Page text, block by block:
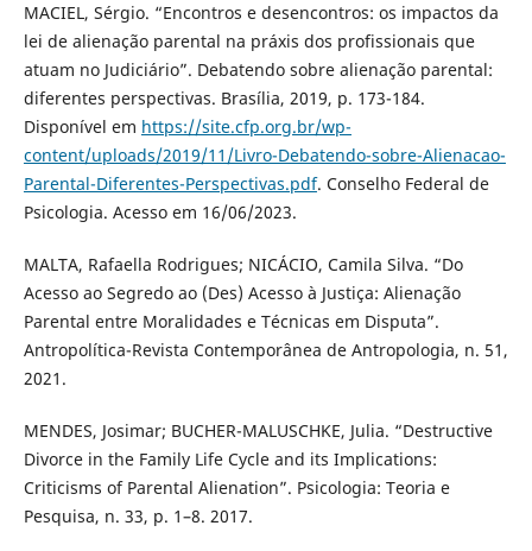
MACIEL, Sérgio. “Encontros e desencontros: os impactos da
lei de alienação parental na práxis dos profissionais que
atuam no Judiciário”. Debatendo sobre alienação parental:
diferentes perspectivas. Brasília, 2019, p. 173-184.
Disponível em https://site.cfp.org.br/wp-
content/uploads/2019/11/Livro-Debatendo-sobre-Alienacao-
Parental-Diferentes-Perspectivas.pdf. Conselho Federal de
Psicologia. Acesso em 16/06/2023.
MALTA, Rafaella Rodrigues; NICÁCIO, Camila Silva. “Do
Acesso ao Segredo ao (Des) Acesso à Justiça: Alienação
Parental entre Moralidades e Técnicas em Disputa”.
Antropolítica-Revista Contemporânea de Antropologia, n. 51,
2021.
MENDES, Josimar; BUCHER-MALUSCHKE, Julia. “Destructive
Divorce in the Family Life Cycle and its Implications:
Criticisms of Parental Alienation”. Psicologia: Teoria e
Pesquisa, n. 33, p. 1–8. 2017.